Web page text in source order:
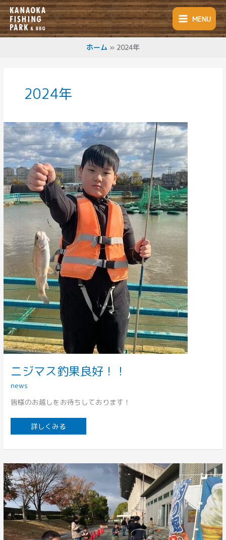
内
容
を
ス
MENU
ホーム 2024年
2024年
ニジマス釣果良好！！
news
皆様のお越しをお待ちしております！
ニ
ジ
マ
ス
釣
果
良
好！！
詳しくみる
大
好
評
の
う
ち
に
開
催！